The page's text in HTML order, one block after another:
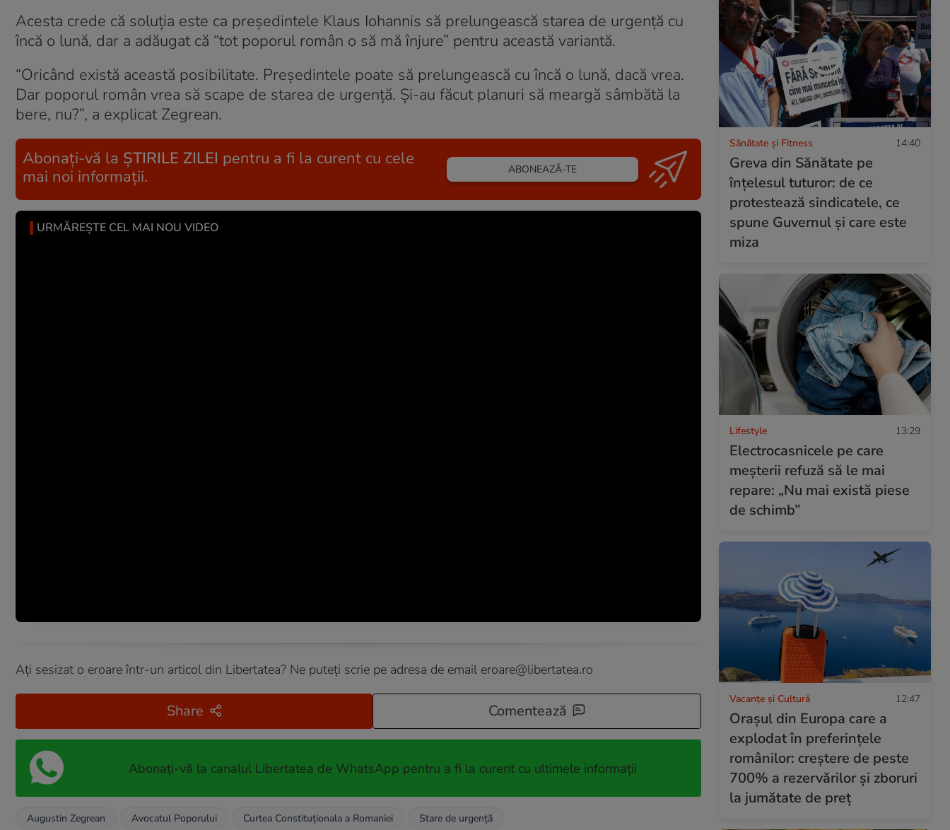
Acesta crede că soluţia este ca preşedintele Klaus Iohannis să prelungească starea de urgenţă cu
încă o lună, dar a adăugat că “tot poporul român o să mă înjure” pentru această variantă.
“Oricând există această posibilitate. Președintele poate să prelungească cu încă o lună, dacă vrea.
Dar poporul român vrea să scape de starea de urgență. Și-au făcut planuri să meargă sâmbătă la
bere, nu?”, a explicat Zegrean.
Abonați-vă la ȘTIRILE ZILEI pentru a fi la curent cu cele
mai noi informații.
ABONEAZĂ-TE
URMĂREȘTE CEL MAI NOU VIDEO
Ați sesizat o eroare într-un articol din Libertatea? Ne puteți scrie pe adresa de email eroare@libertatea.ro
Share Comentează
Abonați-vă la canalul Libertatea de WhatsApp pentru a fi la curent cu ultimele informații
Augustin Zegrean Avocatul Poporului Curtea Constituționala a Romaniei Stare de urgență
Sănătate și Fitness 14:40
Greva din Sănătate pe
înțelesul tuturor: de ce
protestează sindicatele, ce
spune Guvernul și care este
miza
Lifestyle 13:29
Electrocasnicele pe care
meșterii refuză să le mai
repare: „Nu mai există piese
de schimb”
Vacanțe și Cultură 12:47
Orașul din Europa care a
explodat în preferințele
românilor: creștere de peste
700% a rezervărilor și zboruri
la jumătate de preț